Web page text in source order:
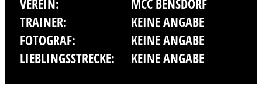
VEREIN:
MCC BENSDORF
TRAINER:
KEINE ANGABE
FOTOGRAF:
KEINE ANGABE
LIEBLINGSSTRECKE:
KEINE ANGABE